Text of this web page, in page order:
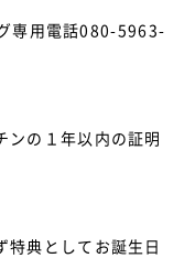
専用電話080-5963-
ンの１年以内の証明
特典としてお誕生日